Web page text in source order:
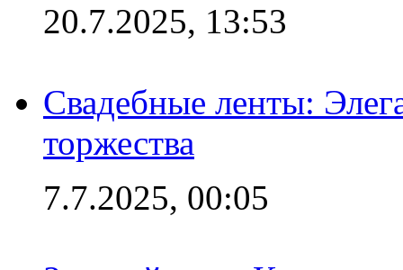
20.7.2025, 13:53
Свадебные ленты:
торжества
7.7.2025, 00:05